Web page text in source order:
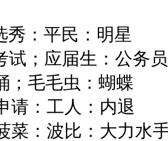
：平民：明星
；应届生：公务员
毛毛虫：蝴蝶
：工人：内退
：波比：大力水